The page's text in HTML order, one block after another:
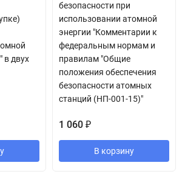
в двух
безопасности при
использовании атомной
энергии "Комментарии к
федеральным нормам и
правилам "Общие
положения обеспечения
безопасности атомных
станций (НП-001-15)"
1 060 ₽
В корзину